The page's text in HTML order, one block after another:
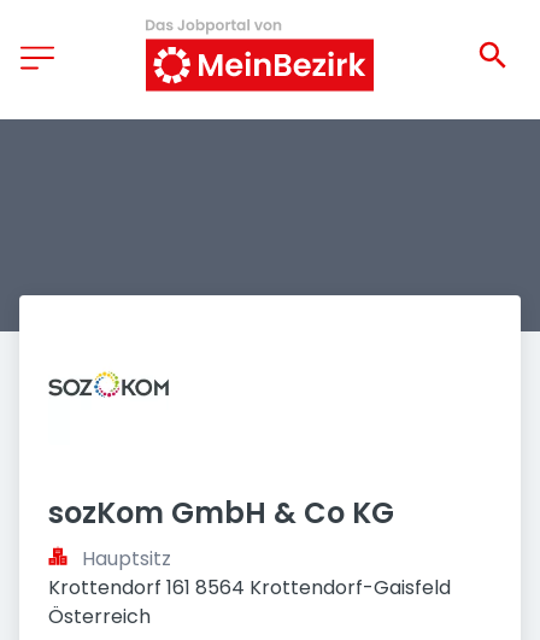
sozKom GmbH & Co KG
Hauptsitz
Krottendorf 161 8564 Krottendorf-Gaisfeld
Österreich